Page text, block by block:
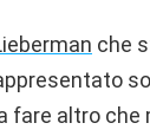
che
fare altro